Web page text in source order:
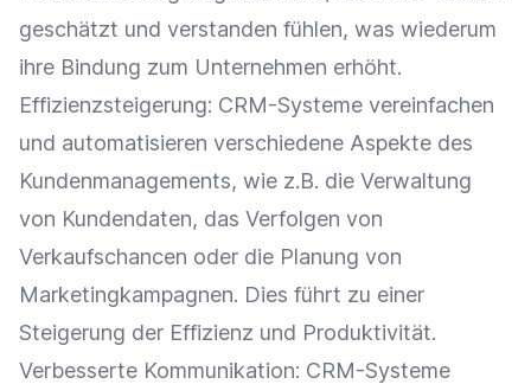
geschätzt und verstanden fühlen, was wiederum
ihre Bindung zum Unternehmen erhöht.
Effizienzsteigerung: CRM-Systeme vereinfachen
und automatisieren verschiedene Aspekte des
Kundenmanagements, wie z.B. die Verwaltung
von Kundendaten, das Verfolgen von
Verkaufschancen oder die Planung von
Marketingkampagnen. Dies führt zu einer
Steigerung der Effizienz und Produktivität.
Verbesserte Kommunikation: CRM-Systeme